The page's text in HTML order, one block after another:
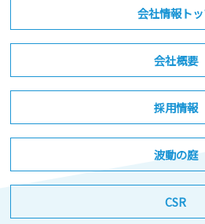
会社情報ト
会社概要
採用情報
波動の庭
CSR